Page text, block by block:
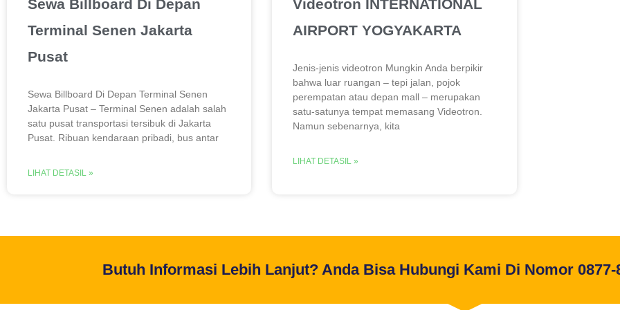
Sewa Billboard Di Depan
Terminal Senen Jakarta
Pusat
Sewa Billboard Di Depan Terminal Senen
Jakarta Pusat – Terminal Senen adalah salah
satu pusat transportasi tersibuk di Jakarta
Pusat. Ribuan kendaraan pribadi, bus antar
LIHAT DETASIL »
Videotron INTERNATIONAL
AIRPORT YOGYAKARTA
Jenis-jenis videotron Mungkin Anda berpikir
bahwa luar ruangan – tepi jalan, pojok
perempatan atau depan mall – merupakan
satu-satunya tempat memasang Videotron.
Namun sebenarnya, kita
LIHAT DETASIL »
Butuh Informasi Lebih Lanjut? Anda Bisa Hubungi Kami Di Nomor 0877-